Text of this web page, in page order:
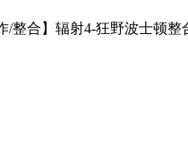
/整合】辐射4-狂野波士顿整